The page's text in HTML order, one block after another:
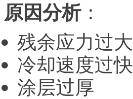
原因分析：
残余应力过大
冷却速度过快
涂层过厚